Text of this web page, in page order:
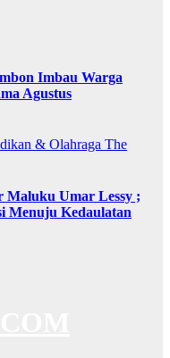
Imbau Warga
Agustus
& Olahraga The
Umar Lessy ;
Menuju Kedaulatan